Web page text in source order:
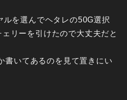
ルを選んでヘタレの50G選択
リーを引けたので大丈夫だと
書いてあるのを見て置きにい